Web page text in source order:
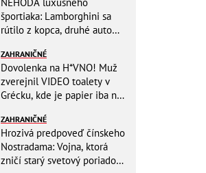
športiaka: Lamborghini sa
rútilo z kopca, druhé auto
horšie
ZAHRANIČNÉ
Dovolenka na H*VNO! Muž
zverejnil VIDEO toalety v
Grécku, kde je papier iba na
do kuchyne
ZAHRANIČNÉ
Hrozivá predpoveď čínskeho
Nostradama: Vojna, ktorá
zničí starý svetový poriadok!